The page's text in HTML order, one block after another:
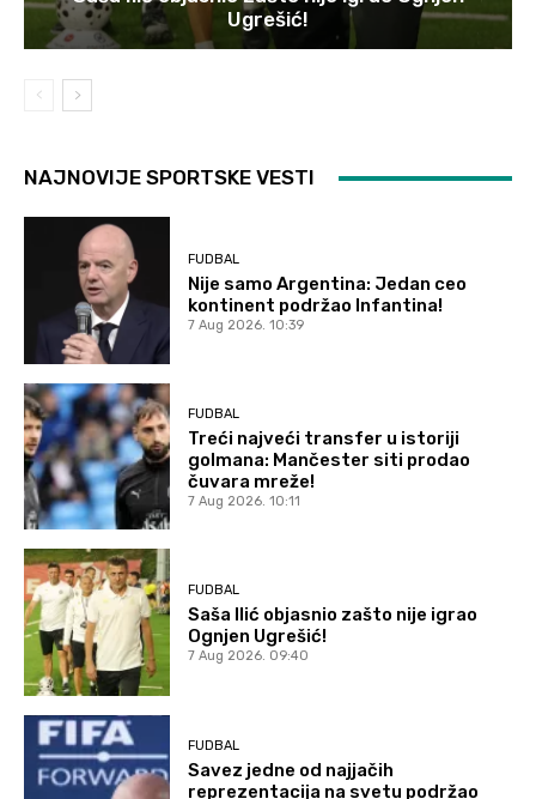
Ugrešić!
NAJNOVIJE SPORTSKE VESTI
FUDBAL
Nije samo Argentina: Jedan ceo
kontinent podržao Infantina!
7 Aug 2026. 10:39
FUDBAL
Treći najveći transfer u istoriji
golmana: Mančester siti prodao
čuvara mreže!
7 Aug 2026. 10:11
FUDBAL
Saša Ilić objasnio zašto nije igrao
Ognjen Ugrešić!
7 Aug 2026. 09:40
FUDBAL
Savez jedne od najjačih
reprezentacija na svetu podržao